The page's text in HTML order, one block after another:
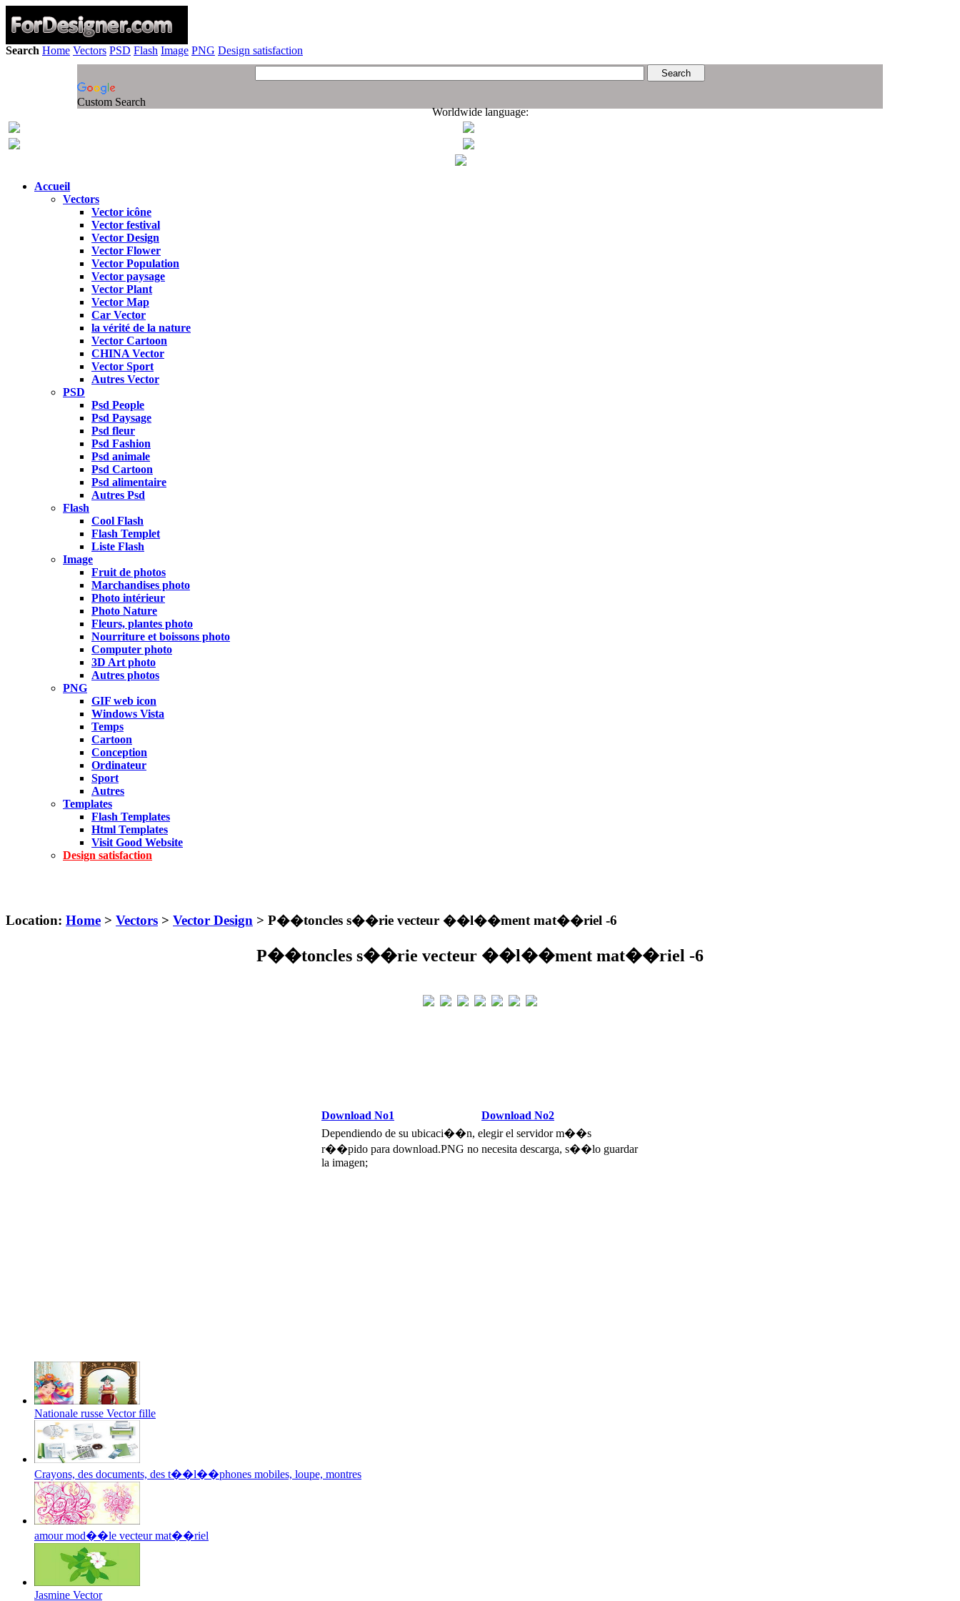
Search Home Vectors PSD Flash Image PNG Design satisfaction
Custom Search
Worldwide language:
Accueil
Vectors
Vector icône
Vector festival
Vector Design
Vector Flower
Vector Population
Vector paysage
Vector Plant
Vector Map
Car Vector
la vérité de la nature
Vector Cartoon
CHINA Vector
Vector Sport
Autres Vector
PSD
Psd People
Psd Paysage
Psd fleur
Psd Fashion
Psd animale
Psd Cartoon
Psd alimentaire
Autres Psd
Flash
Cool Flash
Flash Templet
Liste Flash
Image
Fruit de photos
Marchandises photo
Photo intérieur
Photo Nature
Fleurs, plantes photo
Nourriture et boissons photo
Computer photo
3D Art photo
Autres photos
PNG
GIF web icon
Windows Vista
Temps
Cartoon
Conception
Ordinateur
Sport
Autres
Templates
Flash Templates
Html Templates
Visit Good Website
Design satisfaction
Location: Home > Vectors > Vector Design > P��toncles s��rie vecteur ��l��ment mat��riel -6
P��toncles s��rie vecteur ��l��ment mat��riel -6
Download No1
Download No2
Dependiendo de su ubicaci��n, elegir el servidor m��s
r��pido para download.PNG no necesita descarga, s��lo guardar
la imagen;
Nationale russe Vector fille
Crayons, des documents, des t��l��phones mobiles, loupe, montres
amour mod��le vecteur mat��riel
Jasmine Vector